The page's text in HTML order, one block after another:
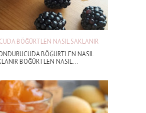
BÖĞÜRTLEN NASIL SAKLANIR
BÖĞÜRTLEN NASIL
BÖĞÜRTLEN NASIL...